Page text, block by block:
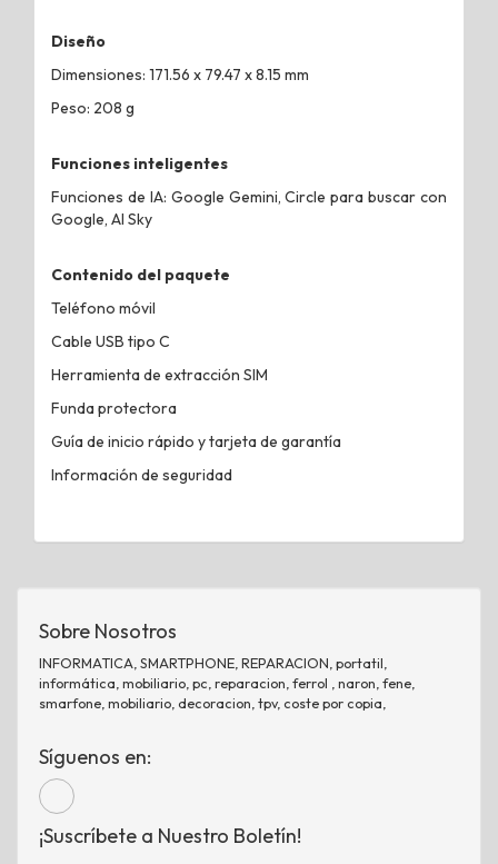
Diseño
Dimensiones: 171.56 x 79.47 x 8.15 mm
Peso: 208 g
Funciones inteligentes
Funciones de IA: Google Gemini, Circle para buscar con
Google, AI Sky
Contenido del paquete
Teléfono móvil
Cable USB tipo C
Herramienta de extracción SIM
Funda protectora
Guía de inicio rápido y tarjeta de garantía
Información de seguridad
Sobre Nosotros
INFORMATICA, SMARTPHONE, REPARACION, portatil,
informática, mobiliario, pc, reparacion, ferrol , naron, fene,
smarfone, mobiliario, decoracion, tpv, coste por copia,
Síguenos en:
¡Suscríbete a Nuestro Boletín!